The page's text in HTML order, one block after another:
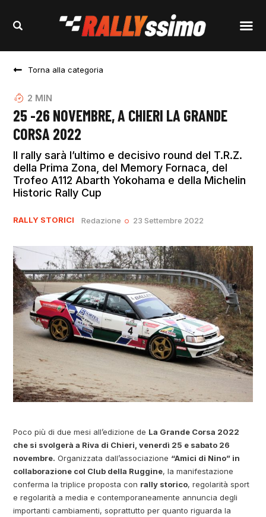
Torna alla categoria
2 MIN
25 -26 NOVEMBRE, A CHIERI LA GRANDE
CORSA 2022
Il rally sarà l’ultimo e decisivo round del T.R.Z.
della Prima Zona, del Memory Fornaca, del
Trofeo A112 Abarth Yokohama e della Michelin
Historic Rally Cup
RALLY STORICI Redazione 23 Settembre 2022
Poco più di due mesi all’edizione de La Grande Corsa 2022
che si svolgerà a Riva di Chieri, venerdì 25 e sabato 26
novembre. Organizzata dall’associazione “Amici di Nino” in
collaborazione col Club della Ruggine, la manifestazione
conferma la triplice proposta con rally storico, regolarità sport
e regolarità a media e contemporaneamente annuncia degli
importanti cambiamenti, soprattutto per quanto riguarda la